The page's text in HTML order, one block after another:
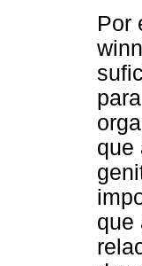
Por
que
que